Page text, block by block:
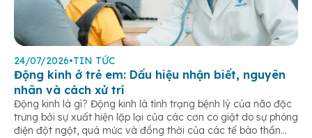
24/07/2026•TIN TỨC
Động kinh ở trẻ em: Dấu hiệu nhận biết, nguyên
nhân và cách xử trí
Động kinh là gì? Động kinh là tình trạng bệnh lý của não đặc
trưng bởi sự xuất hiện lặp lại của các cơn co giật do sự phóng
điện đột ngột, quá mức và đồng thời của các tế bào thần